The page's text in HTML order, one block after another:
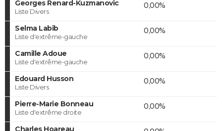
Georges Renard-Kuzmanovic
Liste Divers
0,00%
Selma Labib
Liste d'extrême-gauche
0,00%
Camille Adoue
Liste d'extrême-gauche
0,00%
Edouard Husson
Liste Divers
0,00%
Pierre-Marie Bonneau
Liste d'extrême droite
0,00%
Charles Hoareau